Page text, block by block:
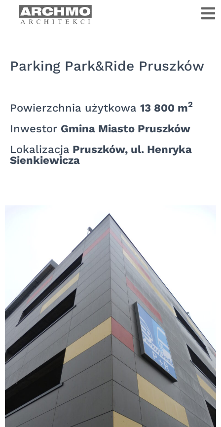
Parking Park&Ride Pruszków
Powierzchnia użytkowa 13 800 m2
Inwestor Gmina Miasto Pruszków
Lokalizacja Pruszków, ul. Henryka
Sienkiewicza​